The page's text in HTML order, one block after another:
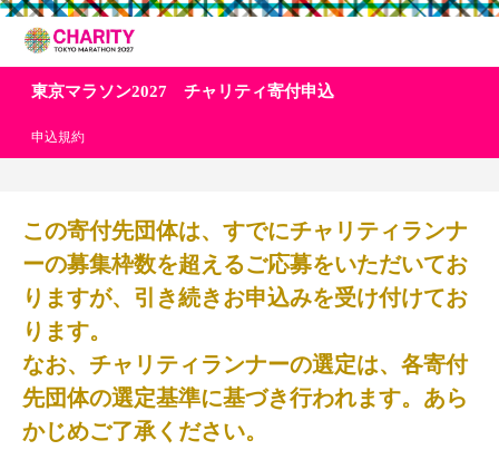
東京マラソン2027 チャリティ寄付申込
申込規約
この寄付先団体は、すでにチャリティランナ
ーの募集枠数を超えるご応募をいただいてお
りますが、引き続きお申込みを受け付けてお
ります。
なお、チャリティランナーの選定は、各寄付
先団体の選定基準に基づき行われます。あら
かじめご了承ください。